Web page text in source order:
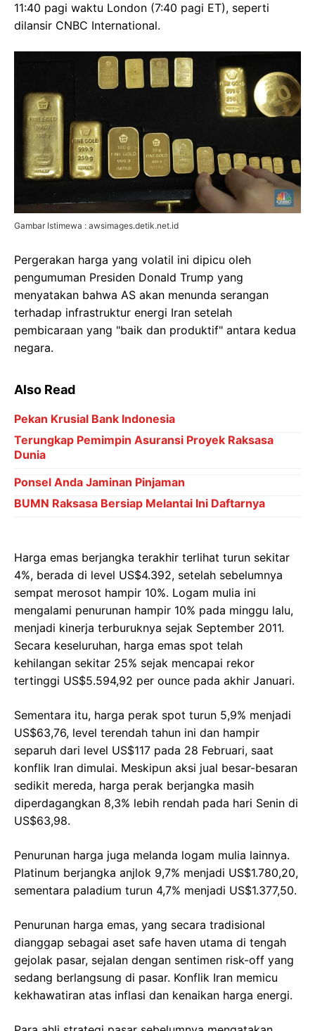
11:40 pagi waktu London (7:40 pagi ET), seperti
dilansir CNBC International.
Gambar Istimewa : awsimages.detik.net.id
Pergerakan harga yang volatil ini dipicu oleh
pengumuman Presiden Donald Trump yang
menyatakan bahwa AS akan menunda serangan
terhadap infrastruktur energi Iran setelah
pembicaraan yang "baik dan produktif" antara kedua
negara.
Also Read
Pekan Krusial Bank Indonesia
Terungkap Pemimpin Asuransi Proyek Raksasa
Dunia
Ponsel Anda Jaminan Pinjaman
BUMN Raksasa Bersiap Melantai Ini Daftarnya
Harga emas berjangka terakhir terlihat turun sekitar
4%, berada di level US$4.392, setelah sebelumnya
sempat merosot hampir 10%. Logam mulia ini
mengalami penurunan hampir 10% pada minggu lalu,
menjadi kinerja terburuknya sejak September 2011.
Secara keseluruhan, harga emas spot telah
kehilangan sekitar 25% sejak mencapai rekor
tertinggi US$5.594,92 per ounce pada akhir Januari.
Sementara itu, harga perak spot turun 5,9% menjadi
US$63,76, level terendah tahun ini dan hampir
separuh dari level US$117 pada 28 Februari, saat
konflik Iran dimulai. Meskipun aksi jual besar-besaran
sedikit mereda, harga perak berjangka masih
diperdagangkan 8,3% lebih rendah pada hari Senin di
US$63,98.
Penurunan harga juga melanda logam mulia lainnya.
Platinum berjangka anjlok 9,7% menjadi US$1.780,20,
sementara paladium turun 4,7% menjadi US$1.377,50.
Penurunan harga emas, yang secara tradisional
dianggap sebagai aset safe haven utama di tengah
gejolak pasar, sejalan dengan sentimen risk-off yang
sedang berlangsung di pasar. Konflik Iran memicu
kekhawatiran atas inflasi dan kenaikan harga energi.